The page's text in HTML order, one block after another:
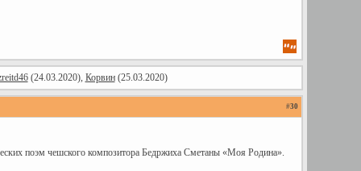
(24.03.2020), Корвин(25.03.2020)
#30
поэм чешского композитора Бедржиха Сметаны «Моя Родина».